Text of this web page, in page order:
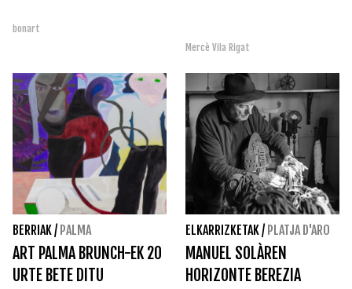
bonart
Mercè Vila Rigat
BERRIAK/ PALMA
ART PALMA BRUNCH-EK 20
URTE BETE DITU
ELKARRIZKETAK/ PLATJA D'ARO
MANUEL SOLÀREN
HORIZONTE BEREZIA